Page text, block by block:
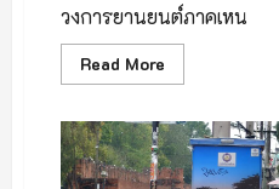
Love
&
Forever”
เชียงใหม่
วงการยานยนต์ภาคเหน
Read More
more
โย
ต้า
ล้าน
นา